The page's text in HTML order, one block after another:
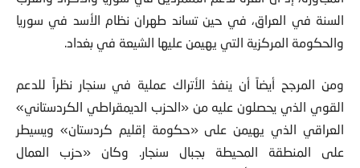
السنة في العراق، في حين تساند طهران نظام الأسد في سوريا
والحكومة المركزية التي يهيمن عليها الشيعة في بغداد.
ومن المرجح أيضاً أن ينفذ الأتراك عملية في سنجار نظراً للدعم
القوي الذي يحصلون عليه من «الحزب الديمقراطي الكردستاني»
العراقي الذي يهيمن على «حكومة إقليم كردستان» ويسيطر
على المنطقة المحيطة بجبال سنجار. وكان «حزب العمال